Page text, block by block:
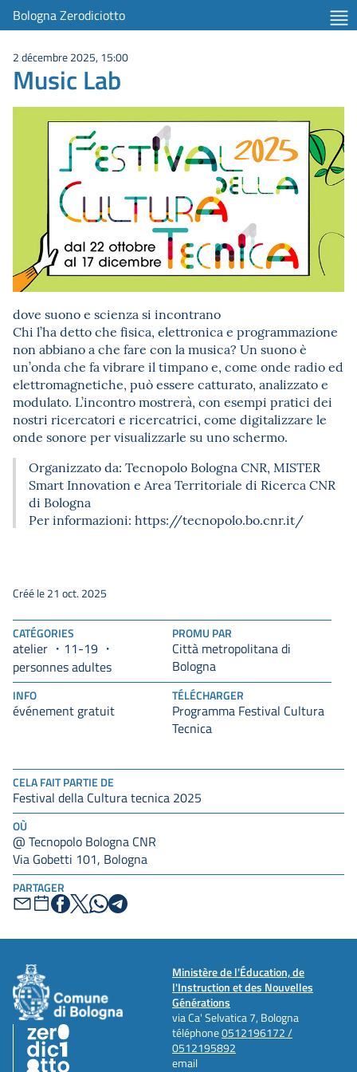
Bologna Zerodiciotto
CELA FAIT PARTIE DE
Festival della Cultura tecnica 2025
OÙ
@ Tecnopolo Bologna CNR
Via Gobetti 101, Bologna
PARTAGER
2 décembre 2025, 15:00
Music Lab
dove suono e scienza si incontrano
Chi l’ha detto che fisica, elettronica e programmazione
non abbiano a che fare con la musica? Un suono è
un’onda che fa vibrare il timpano e, come onde radio ed
elettromagnetiche, può essere catturato, analizzato e
modulato. L’incontro mostrerà, con esempi pratici dei
nostri ricercatori e ricercatrici, come digitalizzare le
onde sonore per visualizzarle su uno schermo.
Organizzato da: Tecnopolo Bologna CNR, MISTER
Smart Innovation e Area Territoriale di Ricerca CNR
di Bologna
Per informazioni: https://tecnopolo.bo.cnr.it/
CATÉGORIES
atelier
11-19
personnes adultes
PROMU PAR
Città metropolitana di
Bologna
INFO
événement gratuit
TÉLÉCHARGER
Programma Festival Cultura
Tecnica
Créé le 21 oct. 2025
Ministère de l'Éducation, de
l'Instruction et des Nouvelles
Générations
via Ca' Selvatica 7, Bologna
téléphone0512196172 /
0512195892
email